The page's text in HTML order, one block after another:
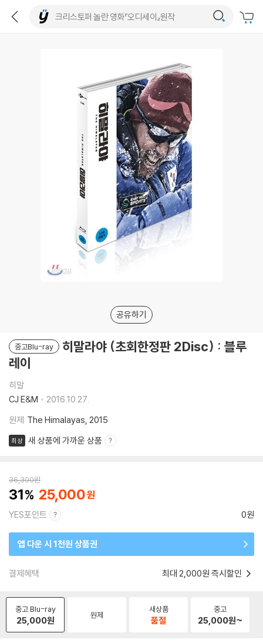
공유하기
중고Blu-ray
히말라야 (초회한정판 2Disc) : 블루
레이
히말
CJ E&M
2016.10.27.
원제 The Himalayas, 2015
최상 새 상품에 가까운 상품
36,300원
31 25,000
YES포인트 0원
앱 다운 시 1천원 상품권
결제혜택 최대 2,000원 즉시할인
중고 Blu-ray
25,000원 원제
새상품
품절
중고
25,000원~